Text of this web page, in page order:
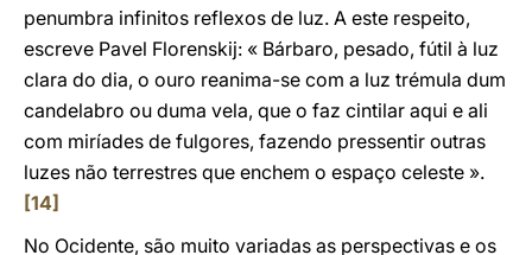
penumbra infinitos reflexos de luz. A este respeito,
escreve Pavel Florenskij: « Bárbaro, pesado, fútil à luz
clara do dia, o ouro reanima-se com a luz trémula dum
candelabro ou duma vela, que o faz cintilar aqui e ali
com miríades de fulgores, fazendo pressentir outras
luzes não terrestres que enchem o espaço celeste ».
[14]
No Ocidente, são muito variadas as perspectivas e os